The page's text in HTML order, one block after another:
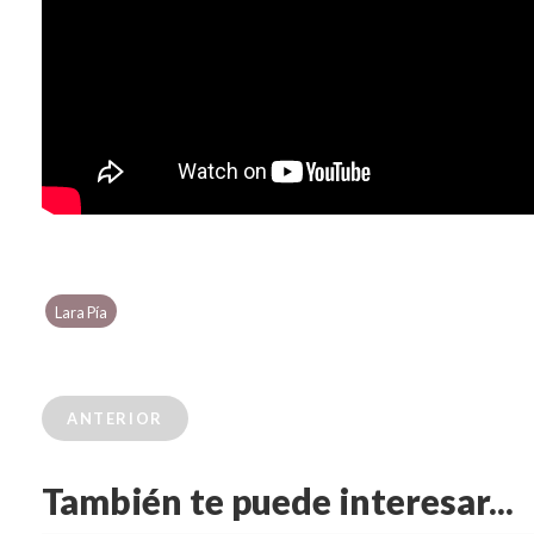
Lara Pía
ANTERIOR
También te puede interesar...